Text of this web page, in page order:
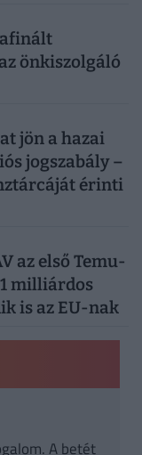
önkiszolgáló
jön a hazai
jogszabály –
érinti
az első Temu-
milliárdos
is az EU-nak
A betét